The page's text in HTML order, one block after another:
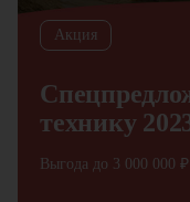
Акция
технику
Выгода до 3 000 000 ₽